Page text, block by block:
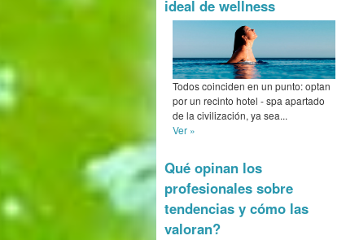
ideal de wellness
Todos coinciden en un punto: optan
por un recinto hotel - spa apartado
de la civilización, ya sea...
Ver »
Qué opinan los
profesionales sobre
tendencias y cómo las
valoran?